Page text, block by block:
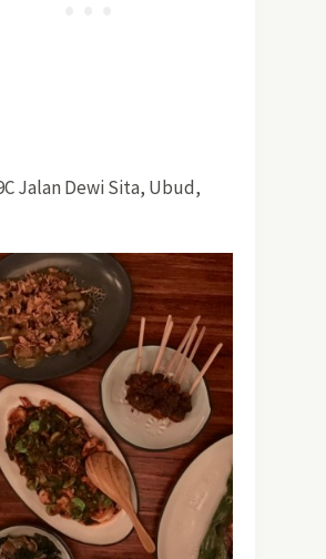
Jalan Dewi Sita, Ubud,